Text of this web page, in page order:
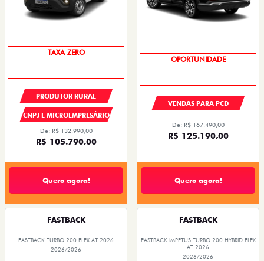
TAXA ZERO
PRODUTOR RURAL
CNPJ E MICROEMPRESÁRIO
De: R$ 132.990,00
R$ 105.790,00
Quero agora!
OPORTUNIDADE
VENDAS PARA PCD
De: R$ 167.490,00
R$ 125.190,00
Quero agora!
FASTBACK
FASTBACK TURBO 200 FLEX AT 2026
2026/2026
FASTBACK
FASTBACK IMPETUS TURBO 200 HYBRID FLEX
AT 2026
2026/2026